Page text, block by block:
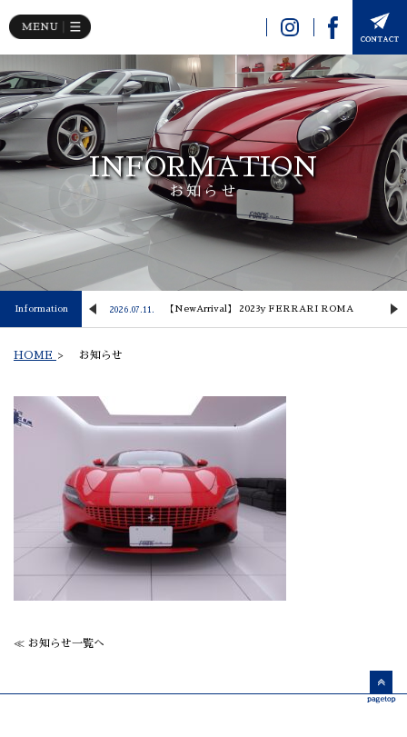
INFORMATION
お知らせ
Information
Lusso 2026.07.11. 【NewArrival】 2023y FERRARI ROMA
HOME > お知らせ
≪ お知らせ一覧へ